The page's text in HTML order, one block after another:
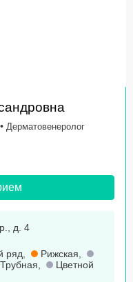
• Дерматовенеролог
д. 4
ряд Рижская
Трубная
Цветной